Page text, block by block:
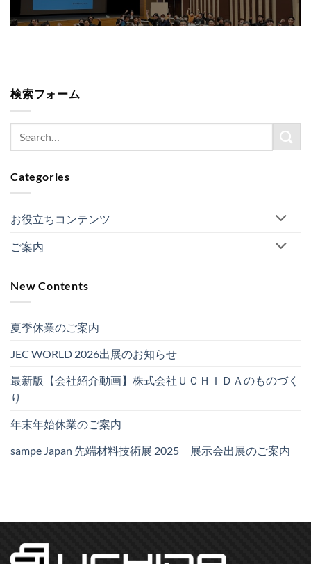
検索フォーム
Categories
お役立ちコンテンツ
ご案内
New Contents
夏季休業のご案内
JEC WORLD 2026出展のお知らせ
最新版【会社紹介動画】株式会社ＵＣＨＩＤＡのものづく
り
年末年始休業のご案内
sampe Japan 先端材料技術展 2025 展示会出展のご案内